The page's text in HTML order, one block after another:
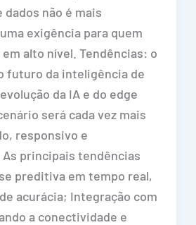
não é mais
exigência para quem
alto nível. Tendências: o
futuro da inteligência de
da IA e do edge
será cada vez mais
responsivo e
principais tendências
preditiva em tempo real,
acurácia; Integração com
a conectividade e